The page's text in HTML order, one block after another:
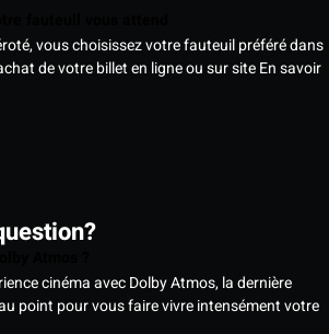
vous choisissez votre fauteuil préféré dans
de votre billet en ligne ou sur siteEn savoir
cinéma avec Dolby Atmos, la dernière
point pour vous faire vivre intensément votre